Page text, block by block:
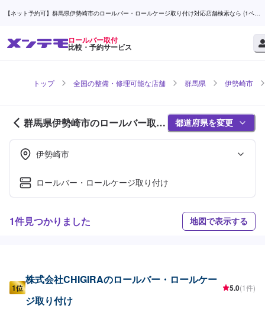
【ネット予約可】群馬県伊勢崎市のロールバー・ロールケージ取り付け対応店舗検索なら (1ペー
ロールバー取付
比較・予約サービス
トップ 全国の整備・修理可能な店舗 群馬県 伊勢崎市
群馬県伊勢崎市のロールバー取付
対応店舗紹介 (1ページ目)
都道府県を変更
伊勢崎市
ロールバー・ロールケージ取り付け
1件見つかりました 地図で表示する
1位
株式会社CHIGIRAのロールバー・ロールケー
ジ取り付け
5.0(1件)